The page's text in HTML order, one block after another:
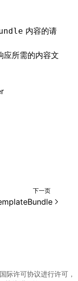
内容的请
应所需的内容文
下一页
际许可协议进行许可，